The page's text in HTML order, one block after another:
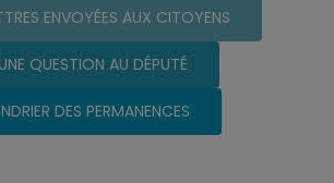
ENVOYÉES AUX CITOYENS
QUESTION AU DÉPUTÉ
DES PERMANENCES